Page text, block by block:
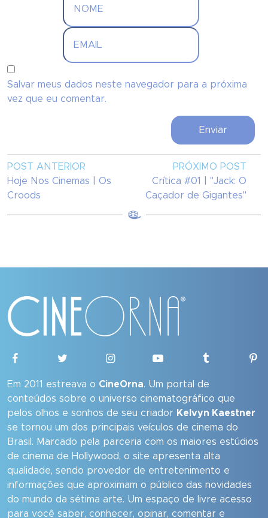
Salvar meus dados neste navegador para a próxima
vez que eu comentar.
POST ANTERIOR
Hoje Nos Cinemas | Os
Croods
PRÓXIMO POST
Crítica #01 | "Jack: O
Caçador de Gigantes"
Em 2011 estreava o CineOrna. Um portal de
conteúdos sobre o universo cinematográfico que
pelos olhos e sonhos de seu criador Kelvyn Kaestner
se tornou um dos principais veículos de cinema do
Brasil. Marcado pela parceria com os maiores estúdios
de cinema de Hollywood, o site apresenta alta
qualidade, sendo provedor de entretenimento e
informações que aproximam o público das novidades
do mundo da sétima arte. Um espaço de livre acesso
para você saber, conhecer, opinar, comentar e